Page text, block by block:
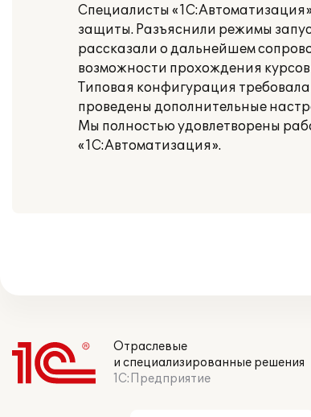
Специалисты
защиты. Разъяснили режимы
рассказали о дальнейшем
возможности прохождения
Типовая конфигурация
проведены дополнительные
Мы полностью удовлетворены
«1С:Автоматизация».
Отраслевые
и специализированные решения
1С:Предприятие